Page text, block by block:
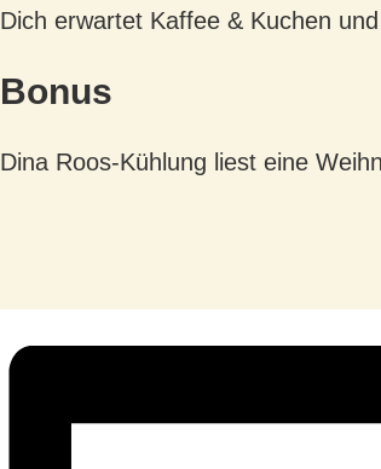
Dich erwartet Kaffee & Kuchen
Bonus
Dina Roos-Kühlung liest eine